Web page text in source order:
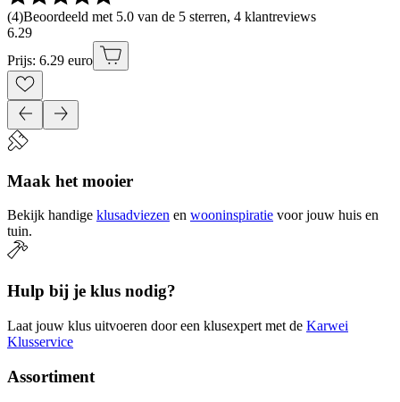
(4)Beoordeeld met 5.0 van de 5 sterren, 4 klantreviews
6.29
Prijs: 6.29 euro
Maak het mooier
Bekijk handige klusadviezen en wooninspiratie voor jouw huis en
tuin.
Hulp bij je klus nodig?
Laat jouw klus uitvoeren door een klusexpert met de Karwei
Klusservice
Assortiment